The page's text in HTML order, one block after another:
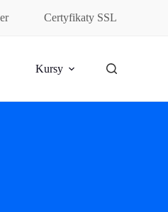
Certyfikaty SSL
Kursy